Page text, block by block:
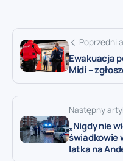
Poprzedni
Ewakuacja
Midi –
Następny
„Nigdy nie
świadkowie
latka na